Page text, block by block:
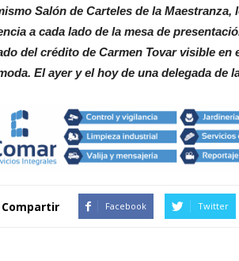
Salón de Carteles de la
a cada lado de la mesa de
del crédito de Carmen Tovar visible
El ayer y el hoy de una delegada de
Compartir Facebook Twitter